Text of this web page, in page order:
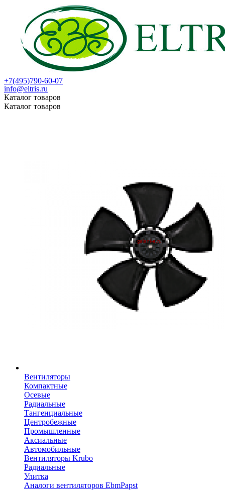
+7(495)790-60-07
info@eltris.ru
Каталог товаров
Каталог товаров
Вентиляторы
Компактные
Осевые
Радиальные
Тангенциальные
Центробежные
Промышленные
Аксиальные
Автомобильные
Вентиляторы Krubo
Радиальные
Улитка
Аналоги вентиляторов EbmPapst